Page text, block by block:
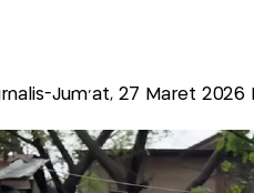
Jum'at, 27 Maret 2026